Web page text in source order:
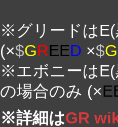
※グリードはE(
(×$GREED ×$G
※エボニーはE(
の場合のみ (×E
※詳細はGR